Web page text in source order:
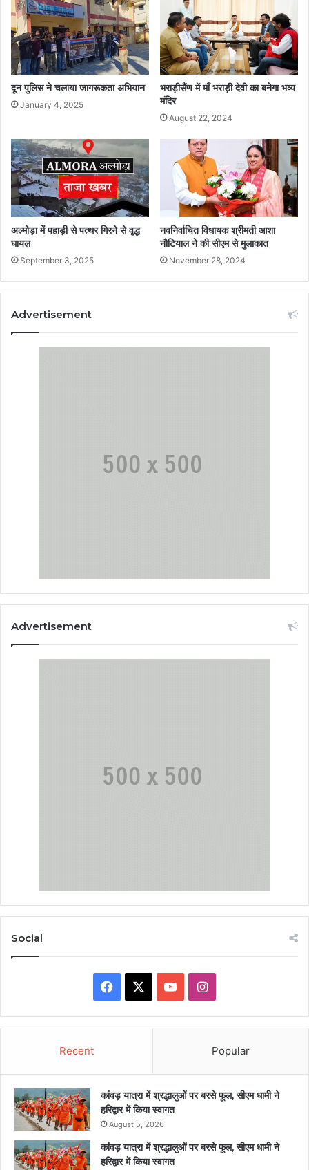
दून पुलिस ने चलाया जागरूकता अभियान
January 4, 2025
भराड़ीसैंण में माँ भराड़ी देवी का बनेगा भव्य
मंदिर
August 22, 2024
अल्मोड़ा में पहाड़ी से पत्थर गिरने से वृद्ध
घायल
September 3, 2025
नवनिर्वाचित विधायक श्रीमती आशा
नौटियाल ने की सीएम से मुलाकात
November 28, 2024
Advertisement
Advertisement
Social
Facebook YouTubeInstagram
Recent Popular
कांवड़ यात्रा में श्रद्धालुओं पर बरसे फूल, सीएम धामी ने
हरिद्वार में किया स्वागत
August 5, 2026
कांवड़ यात्रा में श्रद्धालुओं पर बरसे फूल, सीएम धामी ने
हरिद्वार में किया स्वागत